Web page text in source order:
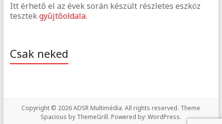
Itt érhető el az évek során készült részletes eszköz
tesztekgyűjtőoldala.
Csak neked
Copyright © 2026ADSR Multimédia. All rights reserved. Theme
Spacious by ThemeGrill. Powered by: WordPress.